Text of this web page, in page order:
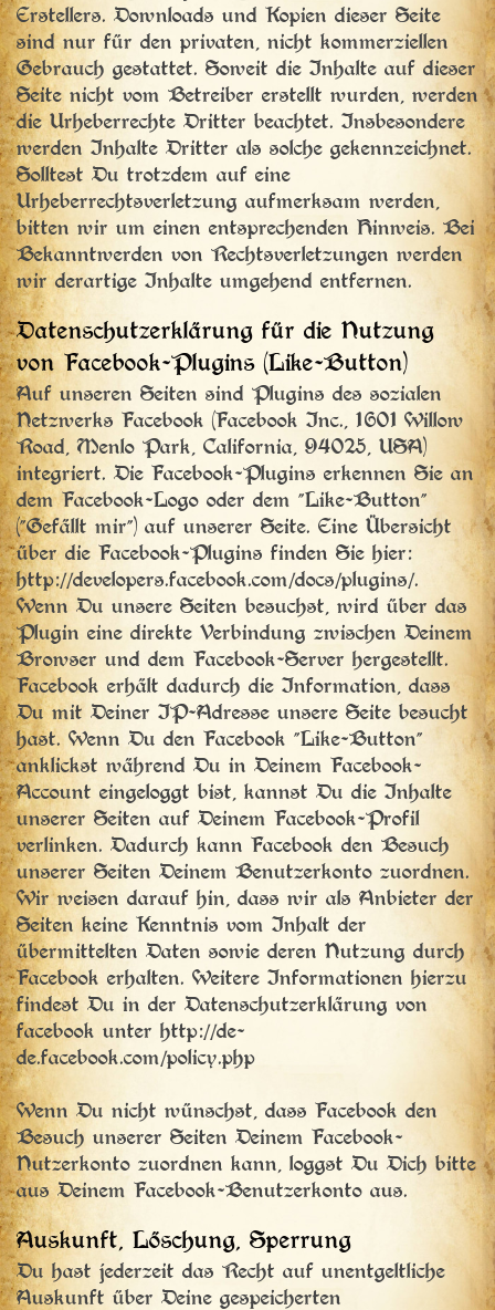
Erstellers. Downloads und Kopien dieser Seite
sind nur für den privaten, nicht kommerziellen
Gebrauch gestattet. Soweit die Inhalte auf dieser
Seite nicht vom Betreiber erstellt wurden, werden
die Urheberrechte Dritter beachtet. Insbesondere
werden Inhalte Dritter als solche gekennzeichnet.
Solltest Du trotzdem auf eine
Urheberrechtsverletzung aufmerksam werden,
bitten wir um einen entsprechenden Hinweis. Bei
Bekanntwerden von Rechtsverletzungen werden
wir derartige Inhalte umgehend entfernen.
Datenschutzerklärung für die Nutzung
von Facebook-Plugins (Like-Button)
Auf unseren Seiten sind Plugins des sozialen
Netzwerks Facebook (Facebook Inc., 1601 Willow
Road, Menlo Park, California, 94025, USA)
integriert. Die Facebook-Plugins erkennen Sie an
dem Facebook-Logo oder dem "Like-Button"
("Gefällt mir") auf unserer Seite. Eine Übersicht
über die Facebook-Plugins finden Sie hier:
http://developers.facebook.com/docs/plugins/.
Wenn Du unsere Seiten besuchst, wird über das
Plugin eine direkte Verbindung zwischen Deinem
Browser und dem Facebook-Server hergestellt.
Facebook erhält dadurch die Information, dass
Du mit Deiner IP-Adresse unsere Seite besucht
hast. Wenn Du den Facebook "Like-Button"
anklickst während Du in Deinem Facebook-
Account eingeloggt bist, kannst Du die Inhalte
unserer Seiten auf Deinem Facebook-Profil
verlinken. Dadurch kann Facebook den Besuch
unserer Seiten Deinem Benutzerkonto zuordnen.
Wir weisen darauf hin, dass wir als Anbieter der
Seiten keine Kenntnis vom Inhalt der
übermittelten Daten sowie deren Nutzung durch
Facebook erhalten. Weitere Informationen hierzu
findest Du in der Datenschutzerklärung von
facebook unter http://de-
de.facebook.com/policy.php
Wenn Du nicht wünschst, dass Facebook den
Besuch unserer Seiten Deinem Facebook-
Nutzerkonto zuordnen kann, loggst Du Dich bitte
aus Deinem Facebook-Benutzerkonto aus.
Auskunft, Löschung, Sperrung
Du hast jederzeit das Recht auf unentgeltliche
Auskunft über Deine gespeicherten